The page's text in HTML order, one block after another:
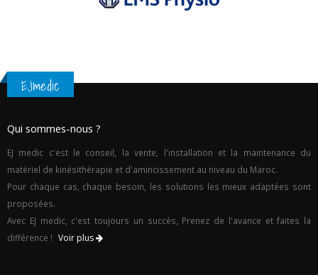
EJmedic
Qui sommes-nous ?
EJ medic c'est le conseil, la vente, l'installation et la maintenance du
matériel de kinésithérapie et d'amincissement au niveau du Maroc.
Pour chaque cas, chaque besoin, les solutions les mieux adaptées sont
proposées.
Avec EJ medic, c'est toujours un succès, Prenez de l'avance et faites la
différence ! Voir plus